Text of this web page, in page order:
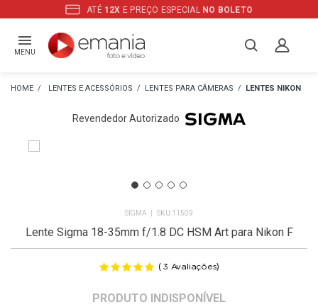
ATÉ 12X E PREÇO ESPECIAL NO BOLETO
MENU
LENTES E ACESSÓRIOS LENTES PARA CÂMERAS LENTES NIKON
Revendedor Autorizado
SIGMA 11509
Lente Sigma 18-35mm f/1.8 DC HSM Art para Nikon F
( 3 Avaliações)